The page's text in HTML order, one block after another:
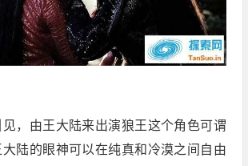
，由王大陆来出演狼王这个角色可谓
陆的眼神可以在纯真和冷漠之间自由